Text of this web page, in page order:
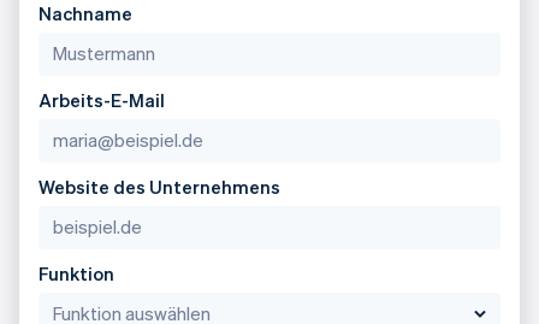
Nachname
Arbeits-E-Mail
Website des Unternehmens
Funktion